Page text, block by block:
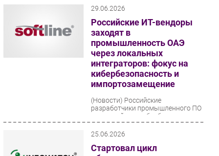
29.06.2026
Российские ИТ-вендоры
заходят в
промышленность ОАЭ
через локальных
интеграторов: фокус на
кибербезопасность и
импортозамещение
(Новости) Российские
разработчики промышленного ПО
и решений для кибербезопасности
укрепляют позиции в ОАЭ,
используя модели партнерства с
локальными...
25.06.2026
Стартовал цикл